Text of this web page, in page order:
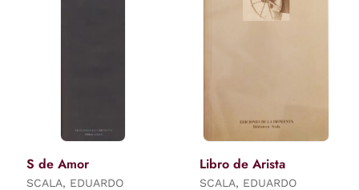
S de Amor
SCALA, EDUARDO
Libro de Arista
SCALA, EDUARDO